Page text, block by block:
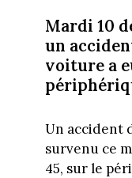
Mardi 10
un
voiture a
Un accident
survenu ce
45, sur le